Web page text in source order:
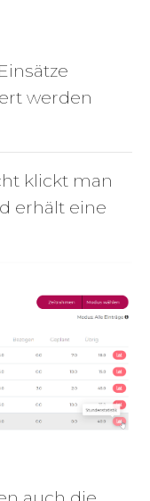
werden
klickt man
erhält eine